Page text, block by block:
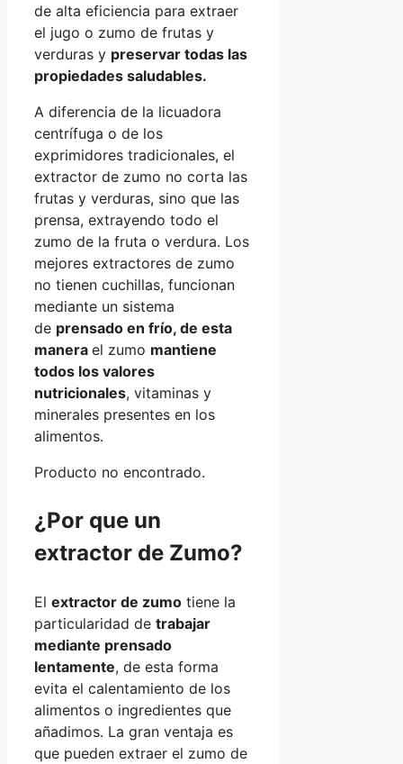
de alta eficiencia para extraer
el jugo o zumo de frutas y
verduras y preservar todas las
propiedades saludables.
A diferencia de la licuadora
centrífuga o de los
exprimidores tradicionales, el
extractor de zumo no corta las
frutas y verduras, sino que las
prensa, extrayendo todo el
zumo de la fruta o verdura. Los
mejores extractores de zumo
no tienen cuchillas, funcionan
mediante un sistema
de prensado en frío, de esta
manera el zumo mantiene
todos los valores
nutricionales, vitaminas y
minerales presentes en los
alimentos.
Producto no encontrado.
¿Por que un
extractor de Zumo?
El extractor de zumo tiene la
particularidad de trabajar
mediante prensado
lentamente, de esta forma
evita el calentamiento de los
alimentos o ingredientes que
añadimos. La gran ventaja es
que pueden extraer el zumo de